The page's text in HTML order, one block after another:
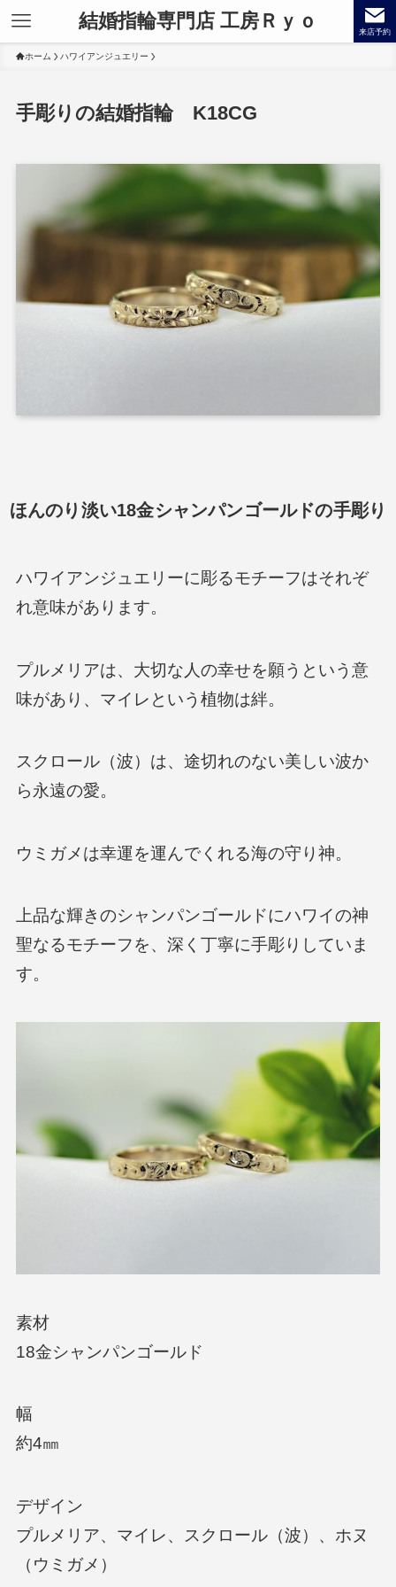
結婚指輪専門店 工房Ｒｙｏ 来店予約
ホーム ハワイアンジュエリー
手彫りの結婚指輪 K18CG
ほんのり淡い18金シャンパンゴールドの手彫り
ハワイアンジュエリーに彫るモチーフはそれぞ
れ意味があります。
プルメリアは、大切な人の幸せを願うという意
味があり、マイレという植物は絆。
スクロール（波）は、途切れのない美しい波か
ら永遠の愛。
ウミガメは幸運を運んでくれる海の守り神。
上品な輝きのシャンパンゴールドにハワイの神
聖なるモチーフを、深く丁寧に手彫りしていま
す。
素材
18金シャンパンゴールド
幅
約4㎜
デザイン
プルメリア、マイレ、スクロール（波）、ホヌ
（ウミガメ）